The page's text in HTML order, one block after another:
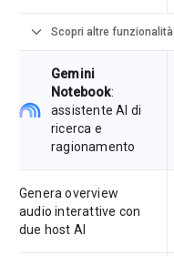
expand_more Scopri altre funzionalità
Gemini
Notebook:
assistente AI di
ricerca e
ragionamento
Genera overview
audio interattive con
due host AI